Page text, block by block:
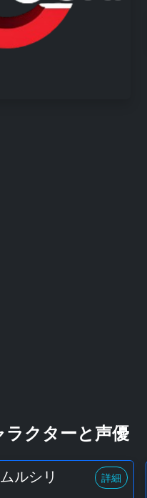
ラクターと声優
ルシリ 詳細